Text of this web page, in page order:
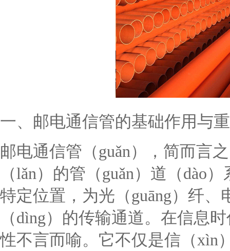
一、邮电通信管的基础作用与
邮电通信管（guǎn），简而言
（lǎn）的管（guǎn）道（dào
特定位置，为光（guāng）纤
（dìng）的传输通道。在信息
性不言而喻。它不仅是信（xìn